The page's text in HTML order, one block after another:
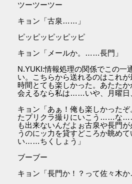
ツーツーツー
キョン「古泉……」
ピッピッピッピッピ
キョン「メールか。……長門」
N.YUKI:情報処理の関係でこの一
い。こちらから送れるのはこれ
時間とても楽しかった。あたた
会えるなら私は……いや、月曜日
キョン「あぁ！俺も楽しかった
たプリクラ撮りにいこう……な
も出来ないんだよぉ古泉や長門
うのにッ力を貸すどころか眺め
い……ちくしょう」
ブーブー
キョン「長門か！？って佐々木